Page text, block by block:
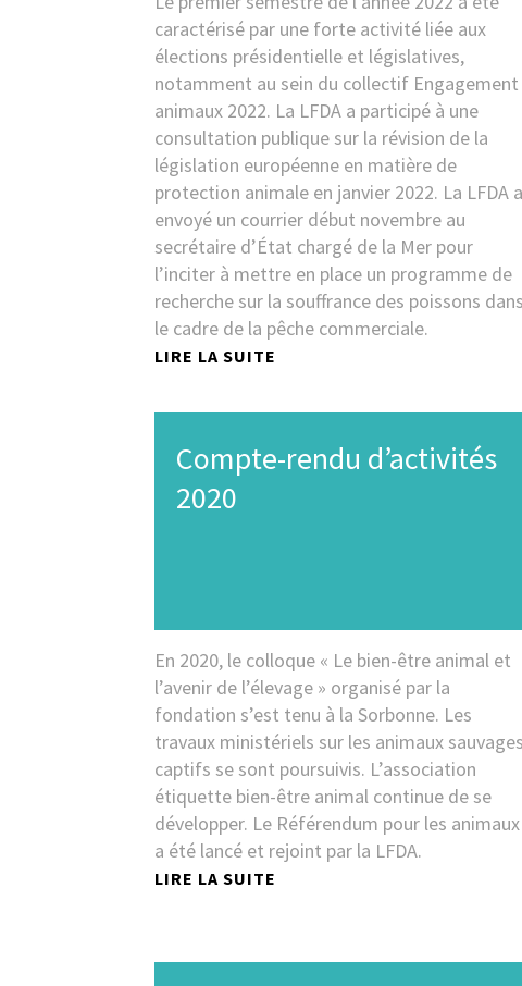
caractérisé par une forte activité liée aux
élections présidentielle et législatives,
notamment au sein du collectif Engagement
animaux 2022. La LFDA a participé à une
consultation publique sur la révision de la
législation européenne en matière de
protection animale en janvier 2022. La LFDA a
envoyé un courrier début novembre au
secrétaire d’État chargé de la Mer pour
l’inciter à mettre en place un programme de
recherche sur la souffrance des poissons dans
le cadre de la pêche commerciale.
LIRE LA SUITE
Compte-rendu d’activités
2020
En 2020, le colloque « Le bien-être animal et
l’avenir de l’élevage » organisé par la
fondation s’est tenu à la Sorbonne. Les
travaux ministériels sur les animaux sauvages
captifs se sont poursuivis. L’association
étiquette bien-être animal continue de se
développer. Le Référendum pour les animaux
a été lancé et rejoint par la LFDA.
LIRE LA SUITE